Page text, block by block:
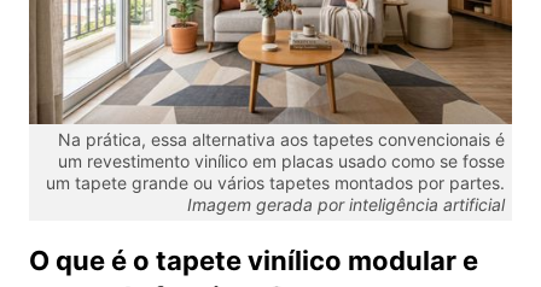
Na prática, essa alternativa aos tapetes convencionais é
um revestimento vinílico em placas usado como se fosse
um tapete grande ou vários tapetes montados por partes.
Imagem gerada por inteligência artificial
O que é o tapete vinílico modular e